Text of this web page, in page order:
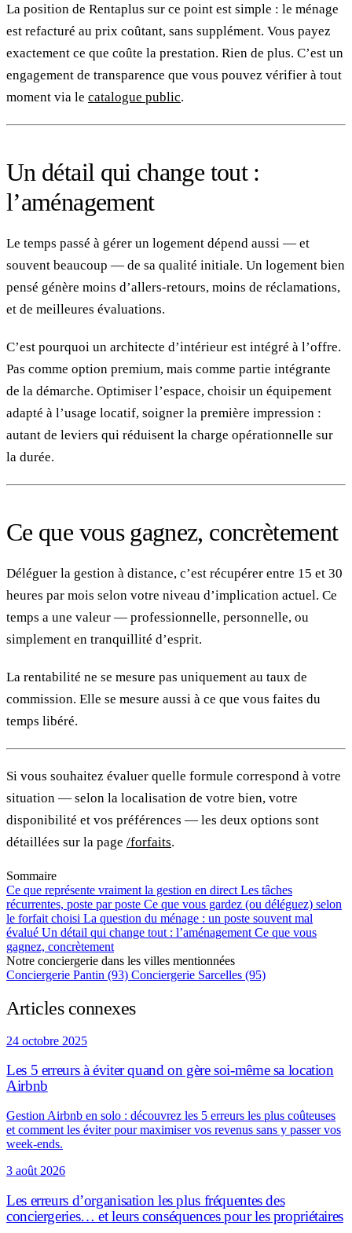
La position de Rentaplus sur ce point est simple : le ménage
est refacturé au prix coûtant, sans supplément. Vous payez
exactement ce que coûte la prestation. Rien de plus. C’est un
engagement de transparence que vous pouvez vérifier à tout
moment via le catalogue public.
Un détail qui change tout :
l’aménagement
Le temps passé à gérer un logement dépend aussi — et
souvent beaucoup — de sa qualité initiale. Un logement bien
pensé génère moins d’allers-retours, moins de réclamations,
et de meilleures évaluations.
C’est pourquoi un architecte d’intérieur est intégré à l’offre.
Pas comme option premium, mais comme partie intégrante
de la démarche. Optimiser l’espace, choisir un équipement
adapté à l’usage locatif, soigner la première impression :
autant de leviers qui réduisent la charge opérationnelle sur
la durée.
Ce que vous gagnez, concrètement
Déléguer la gestion à distance, c’est récupérer entre 15 et 30
heures par mois selon votre niveau d’implication actuel. Ce
temps a une valeur — professionnelle, personnelle, ou
simplement en tranquillité d’esprit.
La rentabilité ne se mesure pas uniquement au taux de
commission. Elle se mesure aussi à ce que vous faites du
temps libéré.
Si vous souhaitez évaluer quelle formule correspond à votre
situation — selon la localisation de votre bien, votre
disponibilité et vos préférences — les deux options sont
détaillées sur la page /forfaits.
Sommaire
Ce que représente vraiment la gestion en direct Les tâches
récurrentes, poste par poste Ce que vous gardez (ou déléguez) selon
le forfait choisi La question du ménage : un poste souvent mal
évalué Un détail qui change tout : l’aménagement Ce que vous
gagnez, concrètement
Notre conciergerie dans les villes mentionnées
Conciergerie Pantin (93) Conciergerie Sarcelles (95)
Articles connexes
24 octobre 2025
Les 5 erreurs à éviter quand on gère soi-même sa location
Airbnb
Gestion Airbnb en solo : découvrez les 5 erreurs les plus coûteuses
et comment les éviter pour maximiser vos revenus sans y passer vos
week-ends.
3 août 2026
Les erreurs d’organisation les plus fréquentes des
conciergeries… et leurs conséquences pour les propriétaires